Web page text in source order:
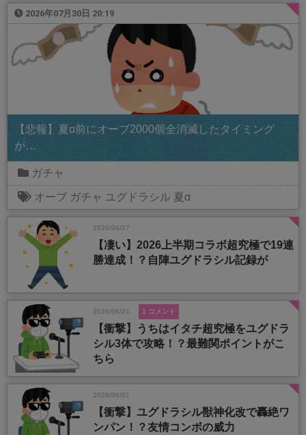
2026年07月30日 20:19
【悲報】夏α前にオーブ2000個全消滅したタイミング
が…
ガチャ
オーブ ガチャ ユグドラシル 夏α
2026/06/27
【凄い】2026上半期コラボ超究極で19連
勝達成！？自陣ユグドラシル記録が
2026/06/21 1 コメント
【衝撃】うちはイタチ超究極をユグドラ
シル3体で攻略！？最難関ポイントがこ
ちら
2026/06/01
【衝撃】ユグドラシル獣神化改で轟絶ワ
ンパン！？友情コンボの威力